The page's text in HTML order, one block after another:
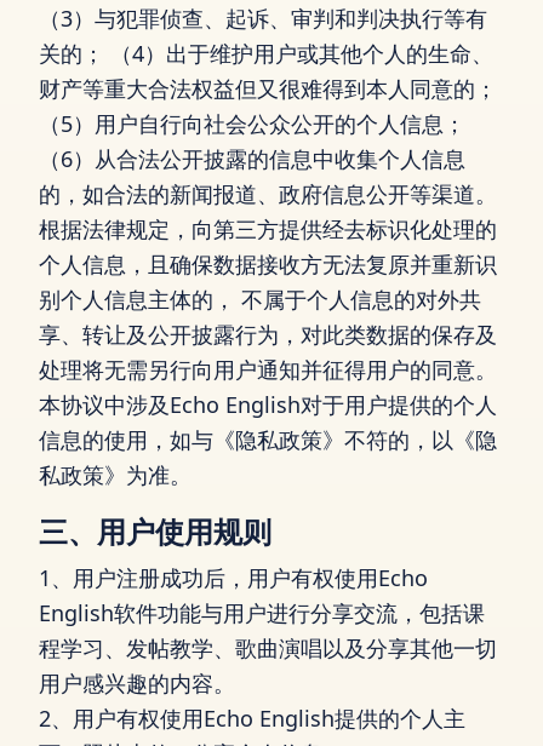
（3）与犯罪侦查、起诉、审判和判决执行等有
关的； （4）出于维护用户或其他个人的生命、
财产等重大合法权益但又很难得到本人同意的；
（5）用户自行向社会公众公开的个人信息；
（6）从合法公开披露的信息中收集个人信息
的，如合法的新闻报道、政府信息公开等渠道。
根据法律规定，向第三方提供经去标识化处理的
个人信息，且确保数据接收方无法复原并重新识
别个人信息主体的， 不属于个人信息的对外共
享、转让及公开披露行为，对此类数据的保存及
处理将无需另行向用户通知并征得用户的同意。
本协议中涉及Echo English对于用户提供的个人
信息的使用，如与《隐私政策》不符的，以《隐
私政策》为准。
三、用户使用规则
1、用户注册成功后，用户有权使用Echo
English软件功能与用户进行分享交流，包括课
程学习、发帖教学、歌曲演唱以及分享其他一切
用户感兴趣的内容。
2、用户有权使用Echo English提供的个人主